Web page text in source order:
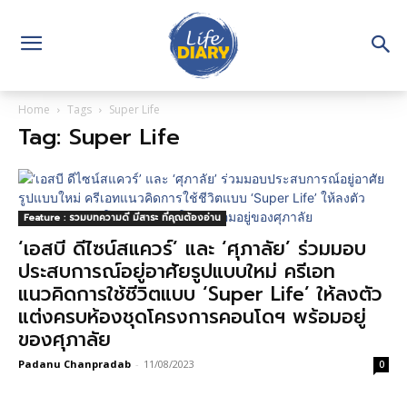
Home Tags Super Life
Tag: Super Life
Feature : รวมบทความดี มีสาระ ที่คุณต้องอ่าน
‘เอสบี ดีไซน์สแควร์’ และ ‘ศุภาลัย’ ร่วมมอบ
ประสบการณ์อยู่อาศัยรูปแบบใหม่ ครีเอท
แนวคิดการใช้ชีวิตแบบ ‘Super Life’ ให้ลงตัว
แต่งครบห้องชุดโครงการคอนโดฯ พร้อมอยู่
ของศุภาลัย
Padanu Chanpradab - 11/08/2023 0